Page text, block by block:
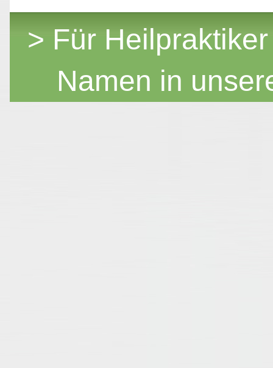
> Für
Namen in